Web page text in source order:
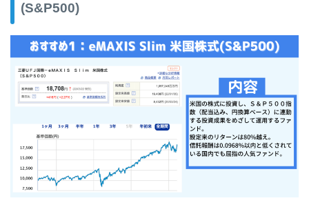
(S&P500)